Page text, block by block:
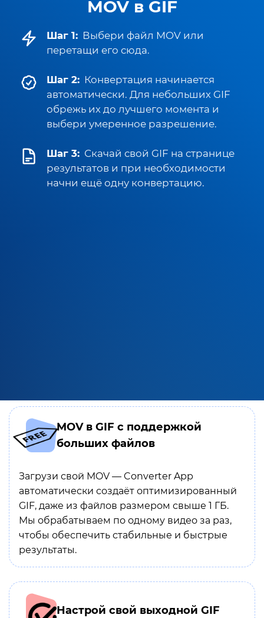
MOV в GIF
Шаг 1: Выбери файл MOV или
перетащи его сюда.
Шаг 2: Конвертация начинается
автоматически. Для небольших GIF
обрежь их до лучшего момента и
выбери умеренное разрешение.
Шаг 3: Скачай свой GIF на странице
результатов и при необходимости
начни ещё одну конвертацию.
MOV в GIF с поддержкой
больших файлов
Загрузи свой MOV — Converter App
автоматически создаёт оптимизированный
GIF, даже из файлов размером свыше 1 ГБ.
Мы обрабатываем по одному видео за раз,
чтобы обеспечить стабильные и быстрые
результаты.
Настрой свой выходной GIF